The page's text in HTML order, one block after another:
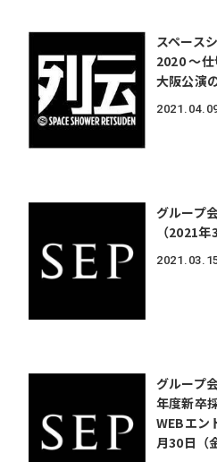
スペース
2020 ～
大阪公演
2021.
グループ
（2021年
2021.
グループ
年度新卒
WEBエン
月30日（